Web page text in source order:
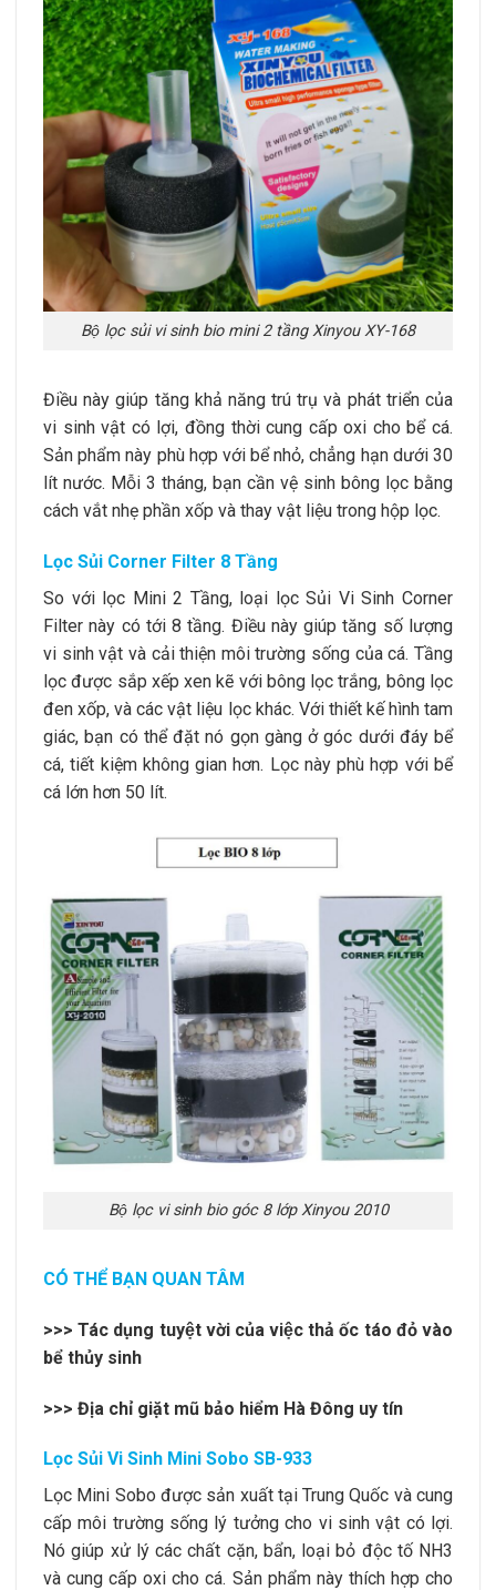
Bộ lọc sủi vi sinh bio mini 2 tầng Xinyou XY-168
Điều này giúp tăng khả năng trú trụ và phát triển của
vi sinh vật có lợi, đồng thời cung cấp oxi cho bể cá.
Sản phẩm này phù hợp với bể nhỏ, chẳng hạn dưới 30
lít nước. Mỗi 3 tháng, bạn cần vệ sinh bông lọc bằng
cách vắt nhẹ phần xốp và thay vật liệu trong hộp lọc.
Lọc Sủi Corner Filter 8 Tầng
So với lọc Mini 2 Tầng, loại lọc Sủi Vi Sinh Corner
Filter này có tới 8 tầng. Điều này giúp tăng số lượng
vi sinh vật và cải thiện môi trường sống của cá. Tầng
lọc được sắp xếp xen kẽ với bông lọc trắng, bông lọc
đen xốp, và các vật liệu lọc khác. Với thiết kế hình tam
giác, bạn có thể đặt nó gọn gàng ở góc dưới đáy bể
cá, tiết kiệm không gian hơn. Lọc này phù hợp với bể
cá lớn hơn 50 lít.
Bộ lọc vi sinh bio góc 8 lớp Xinyou 2010
CÓ THỂ BẠN QUAN TÂM
>>>Tác dụng tuyệt vời của việc thả ốc táo đỏ vào
bể thủy sinh
>>> Địa chỉ giặt mũ bảo hiểm Hà Đông uy tín
Lọc Sủi Vi Sinh Mini Sobo SB-933
Lọc Mini Sobo được sản xuất tại Trung Quốc và cung
cấp môi trường sống lý tưởng cho vi sinh vật có lợi.
Nó giúp xử lý các chất cặn, bẩn, loại bỏ độc tố NH3
và cung cấp oxi cho cá. Sản phẩm này thích hợp cho